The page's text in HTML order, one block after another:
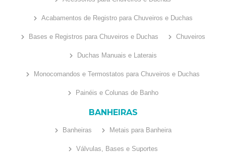
Acabamentos de Registro para Chuveiros e Duchas
Bases e Registros para Chuveiros e Duchas Chuveiros
Duchas Manuais e Laterais
Monocomandos e Termostatos para Chuveiros e Duchas
Painéis e Colunas de Banho
BANHEIRAS
Banheiras Metais para Banheira
Válvulas, Bases e Suportes